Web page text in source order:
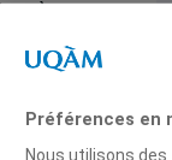
À
la
Préférences en
Nous utilisons